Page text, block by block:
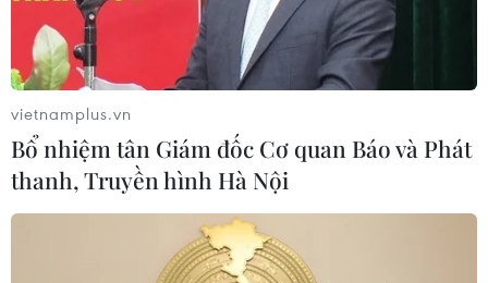
vaccine.
vietnamplus.vn
Bổ nhiệm tân Giám đốc Cơ quan Báo và Phát
thanh, Truyền hình Hà Nội